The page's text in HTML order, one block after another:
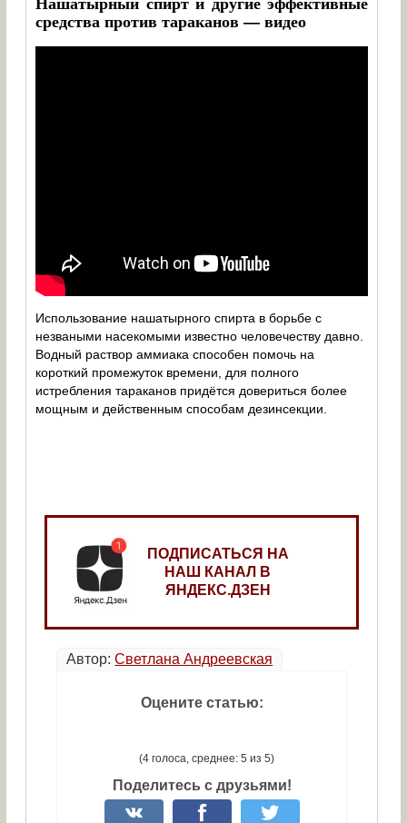
средства против тараканов — видео
Использование нашатырного спирта в борьбе с
незваными насекомыми известно человечеству давно.
Водный раствор аммиака способен помочь на
короткий промежуток времени, для полного
истребления тараканов придётся довериться более
мощным и действенным способам дезинсекции.
ПОДПИСАТЬСЯ НА
НАШ КАНАЛ В
ЯНДЕКС.ДЗЕН
Автор:Светлана Андреевская
Оцените статью:
(4 голоса, среднее: 5 из 5)
Поделитесь с друзьями!